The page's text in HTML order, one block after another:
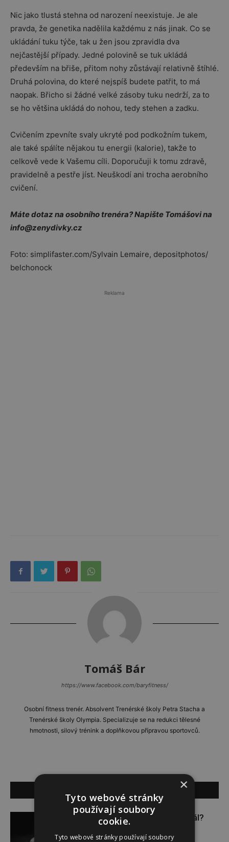
Nic jako tlustá stehna od narození neexistuje. Je ale
pravda, že genetika nadělila každému z nás jinak. Co se
ukládání tuku týče, tak u žen jsou zpravidla dva
nejčastější případy. Jedné polovině se tuk ukládá
především na břiše, přitom nohy zůstávají relativně štíhlé.
Druhá polovina, do které nejspíš budete patřit, to má
naopak. Břicho si žádné velké zásoby tuku nedrží, za to
se ho většina ukládá do nohou, tedy stehen a zadku.
Cvičením zpevníte svaly ukryté pod podkožním tukem,
ale také spálíte nějakou tu energii (kalorie), takže to
celkově vede k Vašemu cíli. Doporučuji k tomu zdravě,
pravidelně a pestře jíst. Neuškodí ani trocha aerobního
cvičení.
Máte dotaz na osobního trenéra? Napište Tomášovi na
info@zenydivky.cz
Foto: simplifaster.com/Sylvain Lemaire, depositphotos/
belchonock
Reklama
Tomáš Bár
https://www.facebook.com/baryfitness/
Osobní fitness trenér. Absolvent Trenérské školy Petra Stacha a
Trenérské školy Olympia. Specializuje se na redukci tělesné
hmotnosti, silový trénink a doplňkovou přípravou sportovců.
Budou se vraždit malé děti dál?
×
Tyto webové stránky
používají soubory
cookie.
Tyto webové stránky používají soubory